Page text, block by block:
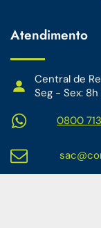
Atendimento
Central de
Seg - Sex: 8h
0800